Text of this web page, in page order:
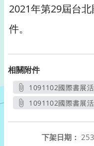
2021年第29屆台
件。
相關附件
1091102國際書展
另開
1091102國際書展
下架日期：